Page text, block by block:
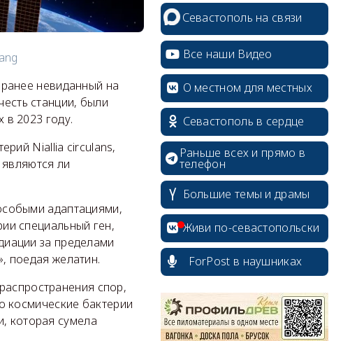
невиданный на
станции, были
в 2023 году.
Niallia circulans,
ли
адаптациями,
специальный ген,
за пределами
поедая желатин.
спор,
космические бактерии
которая сумела
Севастополь на связи
Все наши Видео
О местном для местных
Севастополь в сердце
Раньше всех и прямо в
телефон
Большие темы и драмы
Живи по-севастопольски
ForPost в наушниках
erid: 2SDnjcrDNw6